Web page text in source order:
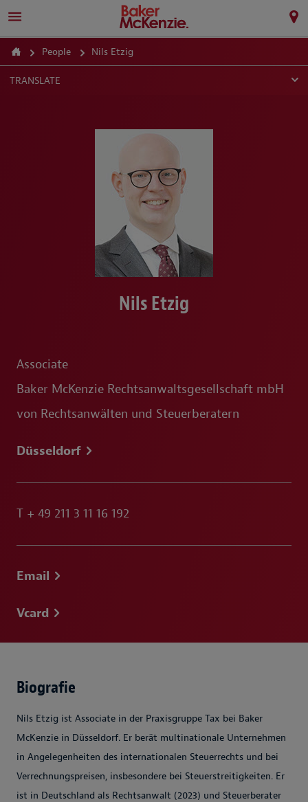
People Nils Etzig
TRANSLATE
Nils Etzig
Associate
Baker McKenzie Rechtsanwaltsgesellschaft mbH
von Rechtsanwälten und Steuerberatern
Düsseldorf
T + 49 211 3 11 16 192
Email
Vcard
Biografie
Nils Etzig ist Associate in der Praxisgruppe Tax bei Baker
McKenzie in Düsseldorf. Er berät multinationale Unternehmen
in Angelegenheiten des internationalen Steuerrechts und bei
Verrechnungspreisen, insbesondere bei Steuerstreitigkeiten. Er
ist in Deutschland als Rechtsanwalt (2023) und Steuerberater